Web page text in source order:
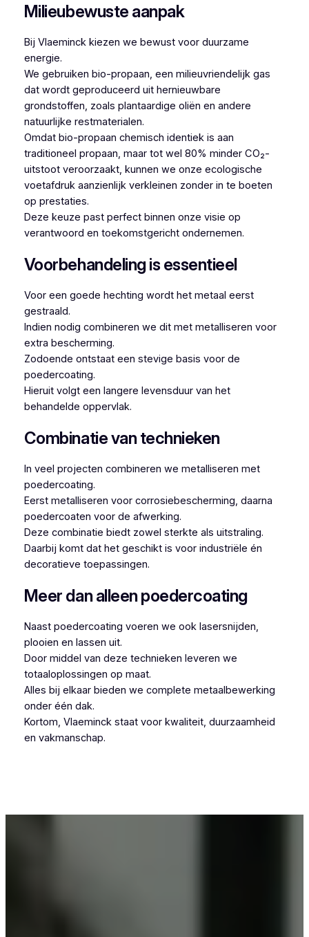
Milieubewuste aanpak
Bij Vlaeminck kiezen we bewust voor duurzame
energie.
We gebruiken bio-propaan, een milieuvriendelijk gas
dat wordt geproduceerd uit hernieuwbare
grondstoffen, zoals plantaardige oliën en andere
natuurlijke restmaterialen.
Omdat bio-propaan chemisch identiek is aan
traditioneel propaan, maar tot wel 80% minder CO₂-
uitstoot veroorzaakt, kunnen we onze ecologische
voetafdruk aanzienlijk verkleinen zonder in te boeten
op prestaties.
Deze keuze past perfect binnen onze visie op
verantwoord en toekomstgericht ondernemen.
Voorbehandeling is essentieel
Voor een goede hechting wordt het metaal eerst
gestraald.
Indien nodig combineren we dit met metalliseren voor
extra bescherming.
Zodoende ontstaat een stevige basis voor de
poedercoating.
Hieruit volgt een langere levensduur van het
behandelde oppervlak.
Combinatie van technieken
In veel projecten combineren we metalliseren met
poedercoating.
Eerst metalliseren voor corrosiebescherming, daarna
poedercoaten voor de afwerking.
Deze combinatie biedt zowel sterkte als uitstraling.
Daarbij komt dat het geschikt is voor industriële én
decoratieve toepassingen.
Meer dan alleen poedercoating
Naast poedercoating voeren we ook lasersnijden,
plooien en lassen uit.
Door middel van deze technieken leveren we
totaaloplossingen op maat.
Alles bij elkaar bieden we complete metaalbewerking
onder één dak.
Kortom, Vlaeminck staat voor kwaliteit, duurzaamheid
en vakmanschap.